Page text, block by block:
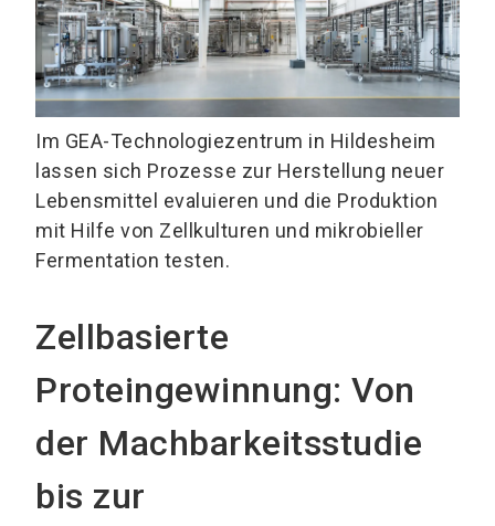
Im GEA-Technologiezentrum in Hildesheim
lassen sich Prozesse zur Herstellung neuer
Lebensmittel evaluieren und die Produktion
mit Hilfe von Zellkulturen und mikrobieller
Fermentation testen.
Zellbasierte
Proteingewinnung: Von
der Machbarkeitsstudie
bis zur